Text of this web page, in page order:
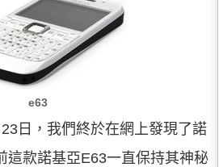
e63
日，我們終於在網上發現了諾
這款諾基亞E63一直保持其神秘